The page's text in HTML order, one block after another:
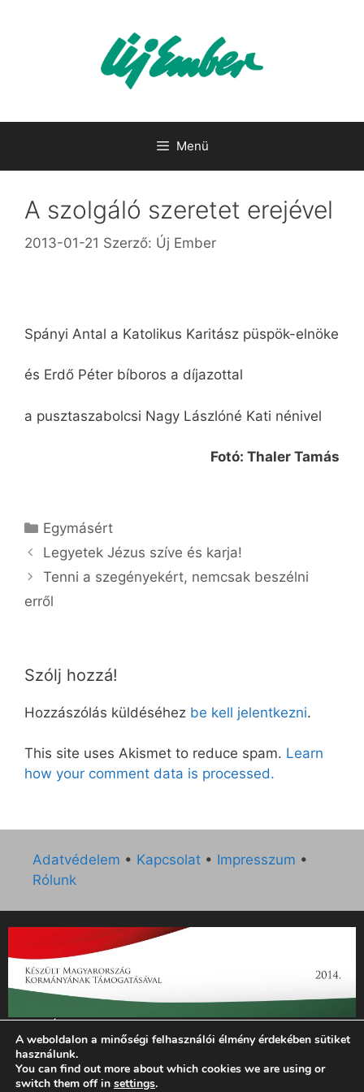
Menü
A szolgáló szeretet erejével
2013-01-21 Szerző: Új Ember
Spányi Antal a Katolikus Karitász püspök-elnöke
és Erdő Péter bíboros a díjazottal
a pusztaszabolcsi Nagy Lászlóné Kati nénivel
Fotó: Thaler Tamás
Kategória
Egymásért
Legyetek Jézus szíve és karja!
Tenni a szegényekért, nemcsak beszélni
erről
Szólj hozzá!
Hozzászólás küldéséhez be kell jelentkezni.
This site uses Akismet to reduce spam. Learn
how your comment data is processed.
Adatvédelem • Kapcsolat • Impresszum •
Rólunk
„Az Új Ember katolikus hetilap 2014. évi működésének
támogatását az EGYH-KCP-14-P-0121 sz. támogatási
szerződés keretében 3 000 000 Ft összegben támogatta az
Emberi Erőforrások Minisztériuma.”
A weboldalon a minőségi felhasználói élmény érdekében sütiket
használunk.
You can find out more about which cookies we are using or
switch them off in settings.